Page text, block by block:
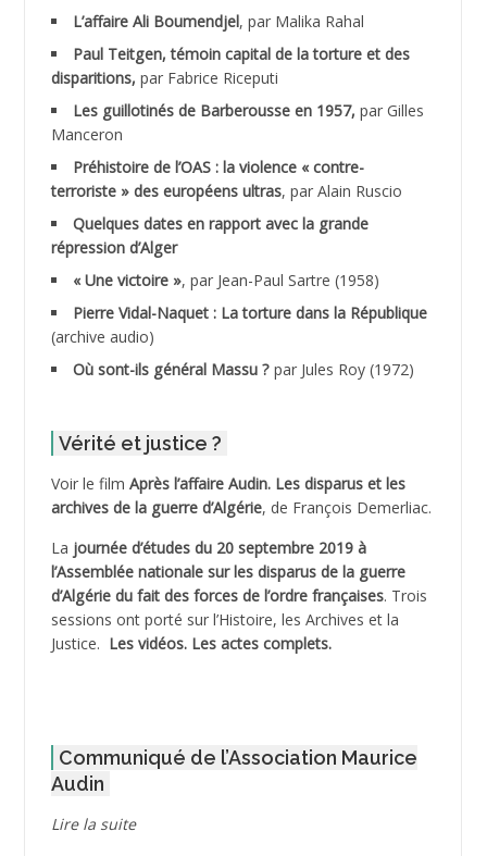
ADALMI
ADANE Ramdane *
ADDAD
ADDALA Boualem*
ADDANE
ADDECHE Rachid
ADELIOUAT Vve AIT SAADA
ADJANI Khaled
ADJAOUT
ADNI Mohamed Akli
ADOUL Arab *
AGOULMINE
L’affaire Ali Boumendjel, par Malika Rahal
Paul Teitgen, témoin capital de la torture et des
disparitions, par Fabrice Riceputi
Les guillotinés de Barberousse en 1957, par Gilles
Manceron
Préhistoire de l’OAS : la violence « contre-
terroriste » des européens ultras, par Alain Ruscio
Quelques dates en rapport avec la grande
répression d’Alger
« Une victoire », par Jean-Paul Sartre (1958)
Pierre Vidal-Naquet : La torture dans la République
(archive audio)
Où sont-ils général Massu ? par Jules Roy (1972)
Vérité et justice ?
Voir le film Après l’affaire Audin. Les disparus et les
archives de la guerre d’Algérie, de François Demerliac.
La journée d’études du 20 septembre 2019 à
l’Assemblée nationale sur les disparus de la guerre
d’Algérie du fait des forces de l’ordre françaises. Trois
sessions ont porté sur l’Histoire, les Archives et la
Justice. Les vidéos. Les actes complets.
Communiqué de l’Association Maurice
Audin
Lire la suite